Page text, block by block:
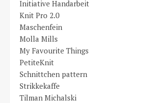
Initiative Handarbeit
Knit Pro 2.0
Maschenfein
Molla Mills
My Favourite Things
PetiteKnit
Schnittchen pattern
Strikkekaffe
Tilman Michalski